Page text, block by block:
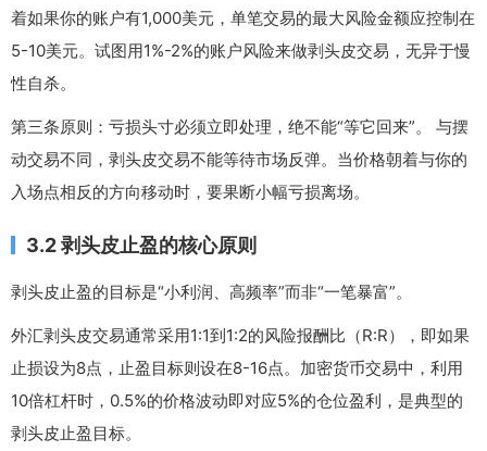
着如果你的账户有1,000美元，单笔交易的最大风险金额应控制在
5-10美元。试图用1%-2%的账户风险来做剥头皮交易，无异于慢
性自杀。
第三条原则：亏损头寸必须立即处理，绝不能“等它回来”。 与摆
动交易不同，剥头皮交易不能等待市场反弹。当价格朝着与你的
入场点相反的方向移动时，要果断小幅亏损离场。
3.2 剥头皮止盈的核心原则
剥头皮止盈的目标是“小利润、高频率”而非“一笔暴富”。
外汇剥头皮交易通常采用1:1到1:2的风险报酬比（R:R），即如果
止损设为8点，止盈目标则设在8-16点。加密货币交易中，利用
10倍杠杆时，0.5%的价格波动即对应5%的仓位盈利，是典型的
剥头皮止盈目标。